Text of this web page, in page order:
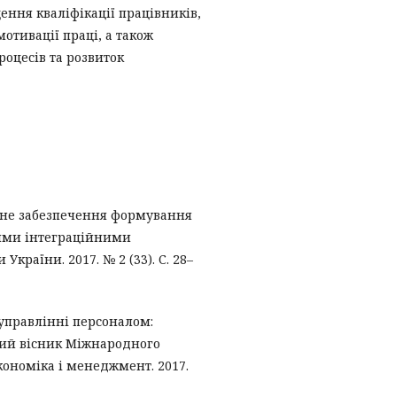
кваліфікації працівників,
праці, а також
та розвиток
забезпечення формування
інтеграційними
2017. № 2 (33). С. 28–
персоналом:
вісник Міжнародного
і менеджмент. 2017.